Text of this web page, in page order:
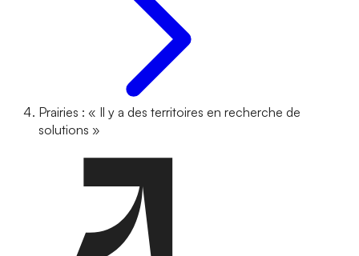
Prairies : « Il y a des territoires en recherche de
solutions »